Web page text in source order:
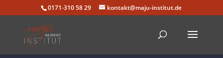
0171-310 58 29 kontakt@maju-institut.de